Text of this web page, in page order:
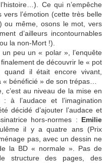
Ce qui n’empêche
l’émotion (cette très belle
ou même, osons le mot, vers
d’ailleurs incontournables
la non-Mort !).
peu un « polar », l’enquête
de découvrir le « pot
il était encore vivant,
bénéficié » de son trépas…
c’est au niveau de la mise en
à l’audace et l’imagination
décidé d’ajouter l’audace et
hors-normes : Emilie
il y a quatre ans (Prix
pas, avec un dessin ne
la BD « normale ». Pas de
structure des pages, des